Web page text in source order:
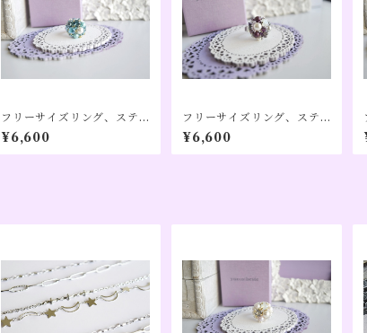
フリーサイズリング、ステ
ンレス、アレルギー対応、
ターコイズカラー（１２月
誕生日カラー）【Pon】
¥6,600
フリーサイズリング、ステ
ンレス、アレルギー対応、
アメジストカラー（２月誕
生日カラー）【Pon】
¥6,600